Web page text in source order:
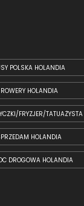
POLSKA HOLANDIA
ROWERY HOLANDIA
FRYZJER/TATUAŻYSTA
HOLANDIA
DROGOWA HOLANDIA